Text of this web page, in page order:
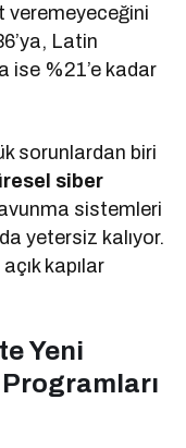
veremeyeceğini
Latin
ise %21’e kadar
sorunlardan biri
siber
sistemleri
yetersiz kalıyor.
kapılar
Yeni